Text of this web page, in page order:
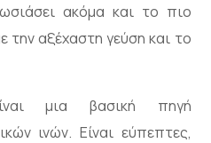
ακόμα και το πιο
την αξέχαστη γεύση και το
μια βασική πηγή
ινών. Είναι εύπεπτες,